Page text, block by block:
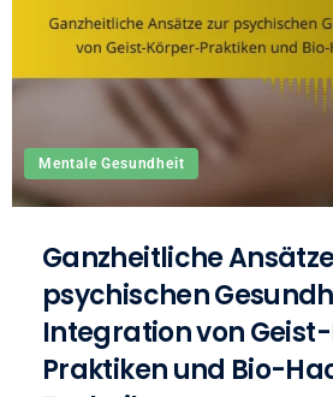
Mentale Gesundheit
Ganzheitliche
psychischen
Integration von
Praktiken und Bio-